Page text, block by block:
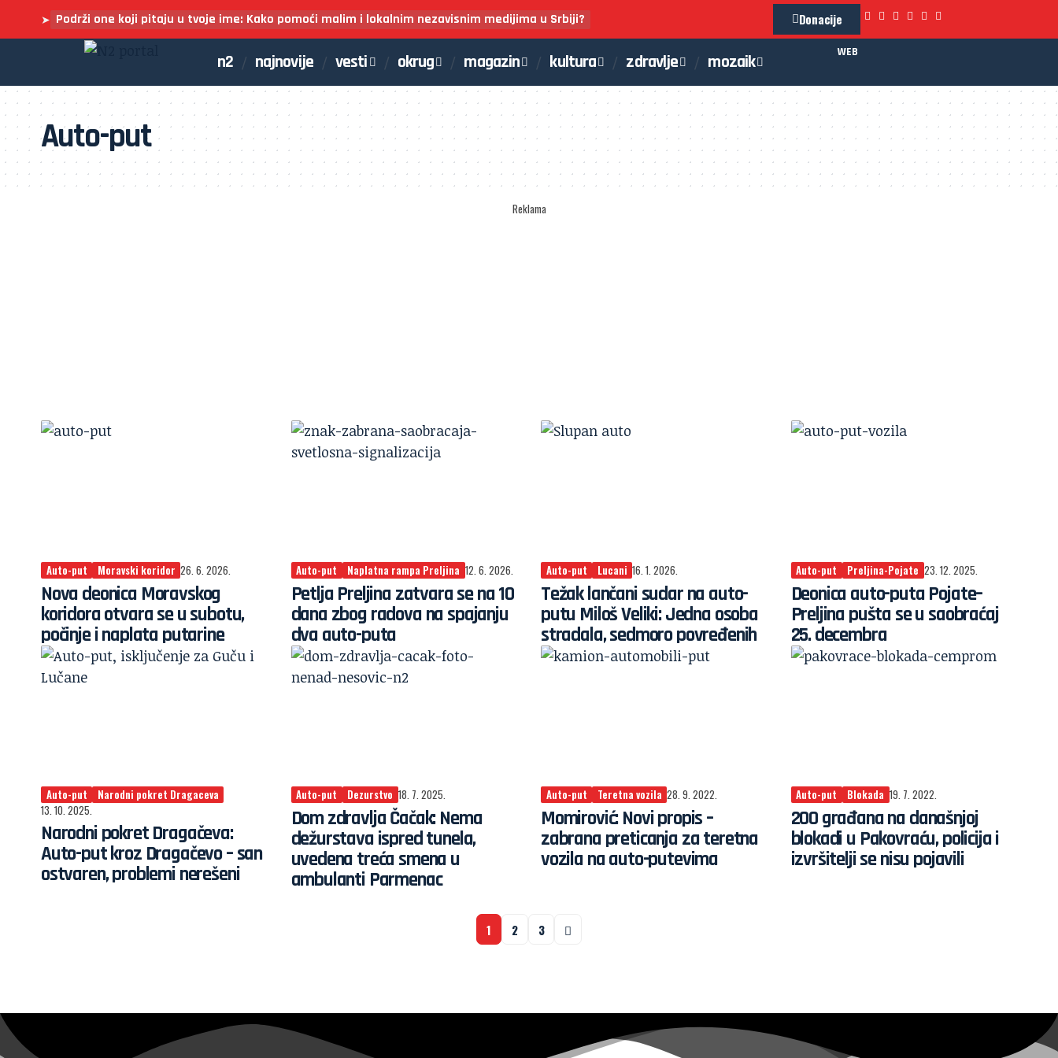
➤ Podrži one koji pitaju u tvoje ime: Kako pomoći malim i lokalnim nezavisnim medijima u Srbiji? Donacije
n2 najnovije vesti okrug magazin kultura zdravlje mozaik WEB
Auto-put
Reklama
Auto-put Moravski koridor 26. 6. 2026.
Nova deonica Moravskog
koridora otvara se u subotu,
počinje i naplata putarine
Auto-put Naplatna rampa Preljina 12. 6. 2026.
Petlja Preljina zatvara se na 10
dana zbog radova na spajanju
dva auto-puta
Auto-put Lucani 16. 1. 2026.
Težak lančani sudar na auto-
putu Miloš Veliki: Jedna osoba
stradala, sedmoro povređenih
Auto-put Preljina-Pojate 23. 12. 2025.
Deonica auto-puta Pojate–
Preljina pušta se u saobraćaj
25. decembra
Auto-put
Narodni pokret Dragaceva
13. 10. 2025.
Narodni pokret Dragačeva:
Auto-put kroz Dragačevo – san
ostvaren, problemi nerešeni
Auto-put Dezurstvo 18. 7. 2025.
Dom zdravlja Čačak: Nema
dežurstava ispred tunela,
uvedena treća smena u
ambulanti Parmenac
Auto-put Teretna vozila 28. 9. 2022.
Momirović: Novi propis –
zabrana preticanja za teretna
vozila na auto-putevima
Auto-put Blokada 19. 7. 2022.
200 građana na današnjoj
blokadi u Pakovraću, policija i
izvršitelji se nisu pojavili
1 2 3